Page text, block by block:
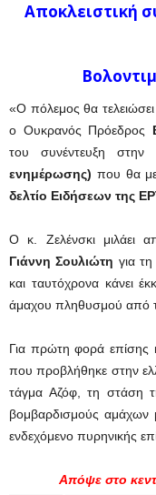
Αποκλειστική
«Ο πόλεμος θα
ο Ουκρανός Πρόεδρος
του συνέντευξη
ενημέρωσης) που θα
δελτίο Ειδήσεων της
Ο κ. Ζελένσκι μιλάει
Γιάννη Σουλιώτη για
και ταυτόχρονα κάνει
άμαχου πληθυσμού από
Για πρώτη φορά επίσης
που προβλήθηκε στην
τάγμα Αζόφ, τη στάση
βομβαρδισμούς αμάχων
ενδεχόμενο πυρηνικής
Απόψε στο